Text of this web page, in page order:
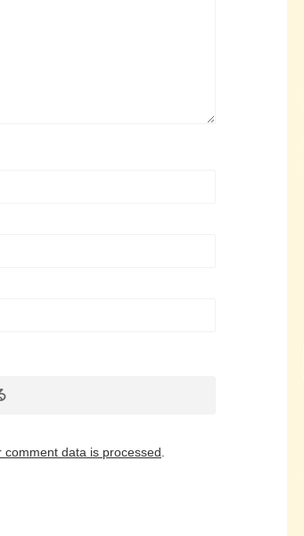
comment data is processed